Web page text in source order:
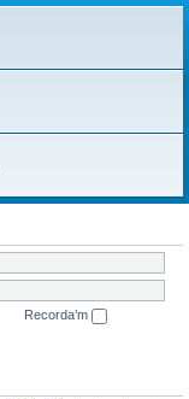
c
Recorda’m